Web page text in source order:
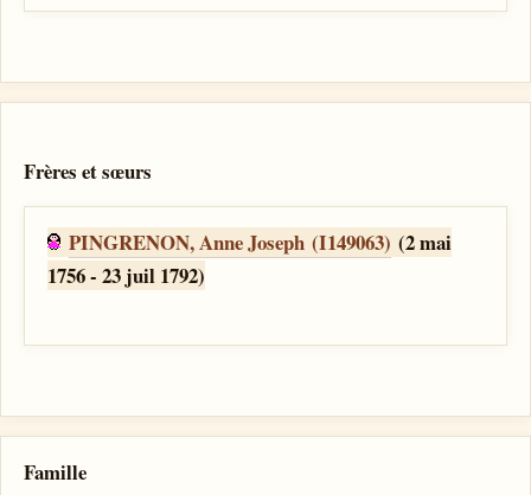
Frères et sœurs
PINGRENON, Anne Joseph (I149063) (2 mai
1756 - 23 juil 1792)
Famille